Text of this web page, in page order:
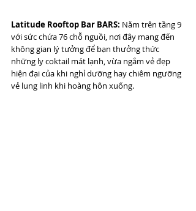
Latitude Rooftop Bar BARS: Nằm trên tầng 9
với sức chứa 76 chỗ nguồi, nơi đây mang đến
không gian lý tưởng để bạn thưởng thức
những ly coktail mát lạnh, vừa ngắm vẻ đẹp
hiện đại của khi nghỉ dưỡng hay chiêm ngưỡng
vẻ lung linh khi hoàng hôn xuống.